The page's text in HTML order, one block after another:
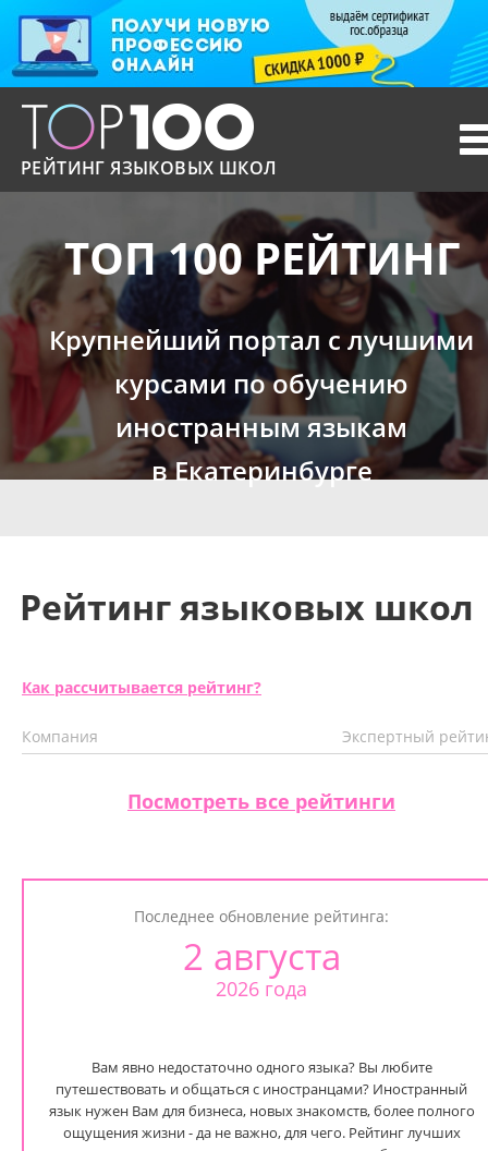
РЕЙТИНГ ЯЗЫКОВЫХ ШКОЛ
ТОП 100 РЕЙТИНГ
Крупнейший портал с лучшими
курсами по обучению
иностранным языкам
в Екатеринбурге
Рейтинг языковых школ
Как рассчитывается рейтинг?
Компания Экспертный
Посмотреть все рейтинги
Последнее обновление рейтинга:
2 августа
2026 года
Вам явно недостаточно одного языка? Вы любите
путешествовать и общаться с иностранцами? Иностранный
язык нужен Вам для бизнеса, новых знакомств, более полного
ощущения жизни - да не важно, для чего. Рейтинг лучших